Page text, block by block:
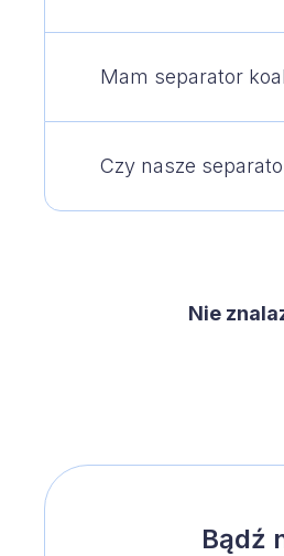
Mam separator
Czy nasze
Nie
Bądź